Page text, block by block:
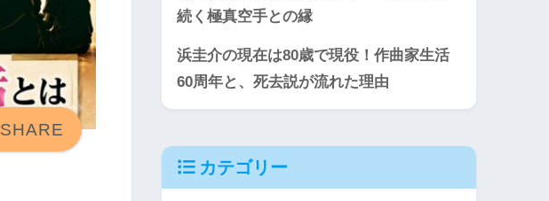
続く極真空手との縁
浜圭介の現在は80歳で現役！作曲家生活
60周年と、死去説が流れた理由
カテゴリー